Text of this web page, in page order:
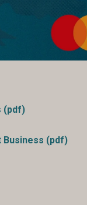
(pdf)
Business (pdf)